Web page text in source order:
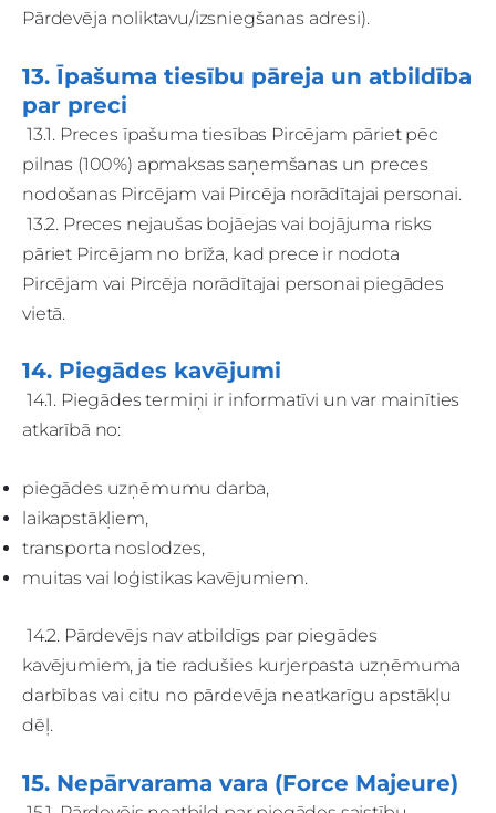
Pārdevēja noliktavu/izsniegšanas adresi).
13. Īpašuma tiesību pāreja un atbildība
par preci
13.1. Preces īpašuma tiesības Pircējam pāriet pēc
pilnas (100%) apmaksas saņemšanas un preces
nodošanas Pircējam vai Pircēja norādītajai personai.
13.2. Preces nejaušas bojāejas vai bojājuma risks
pāriet Pircējam no brīža, kad prece ir nodota
Pircējam vai Pircēja norādītajai personai piegādes
vietā.
14. Piegādes kavējumi
14.1. Piegādes termiņi ir informatīvi un var mainīties
atkarībā no:
piegādes uzņēmumu darba,
laikapstākļiem,
transporta noslodzes,
muitas vai loģistikas kavējumiem.
14.2. Pārdevējs nav atbildīgs par piegādes
kavējumiem, ja tie radušies kurjerpasta uzņēmuma
darbības vai citu no pārdevēja neatkarīgu apstākļu
dēļ.
15. Nepārvarama vara (Force Majeure)